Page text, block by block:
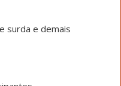
surda e demais